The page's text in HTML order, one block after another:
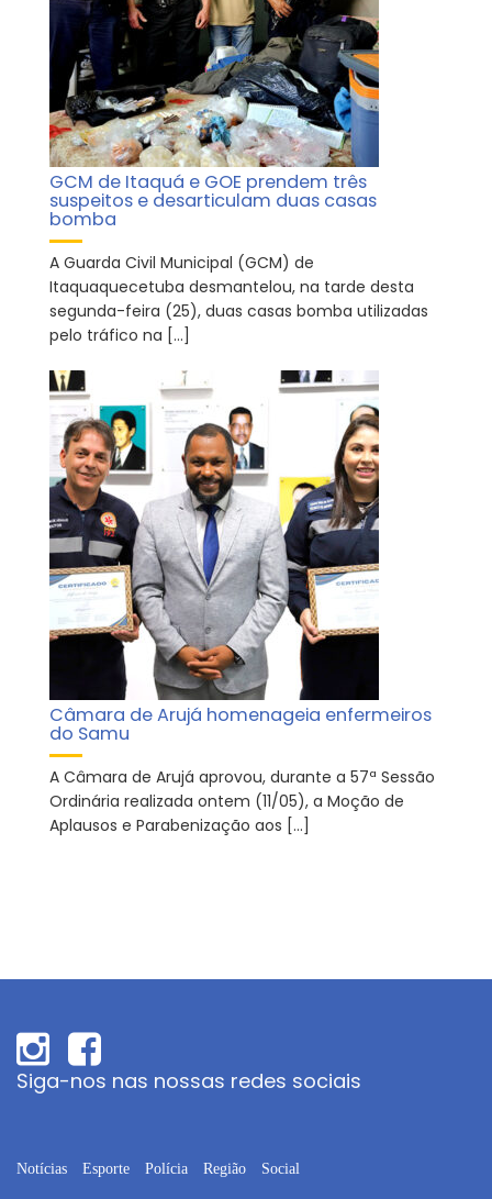
GCM de Itaquá e GOE prendem três
suspeitos e desarticulam duas casas
bomba
A Guarda Civil Municipal (GCM) de
Itaquaquecetuba desmantelou, na tarde desta
segunda-feira (25), duas casas bomba utilizadas
pelo tráfico na […]
Câmara de Arujá homenageia enfermeiros
do Samu
A Câmara de Arujá aprovou, durante a 57ª Sessão
Ordinária realizada ontem (11/05), a Moção de
Aplausos e Parabenização aos […]
Siga-nos nas nossas redes sociais
Notícias Esporte Polícia Região Social